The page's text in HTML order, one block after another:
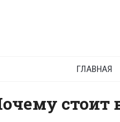
ГЛАВНАЯ
стоит